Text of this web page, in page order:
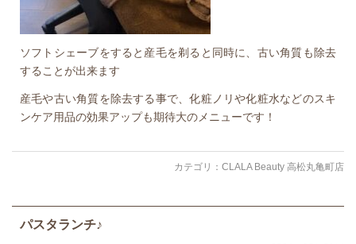
ソフトシェーブをすると産毛を剃ると同時に、古い角質も除去
することが出来ます
産毛や古い角質を除去する事で、化粧ノリや化粧水などのスキ
ンケア用品の効果アップも期待大のメニューです！
カテゴリ： CLALA Beauty 高松丸亀町店
パスタランチ♪